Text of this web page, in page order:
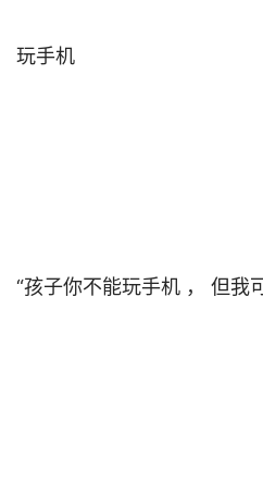
玩手机
“孩子你不能玩手